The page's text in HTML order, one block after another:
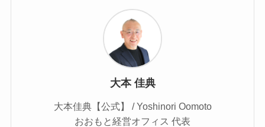
大本 佳典
大本佳典【公式】 / Yoshinori Oomoto
おおもと経営オフィス 代表